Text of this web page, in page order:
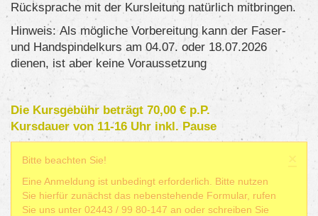
Rücksprache mit der Kursleitung natürlich mitbringen.
Hinweis: Als mögliche Vorbereitung kann der Faser-
und Handspindelkurs am 04.07. oder 18.07.2026
dienen, ist aber keine Voraussetzung
Die Kursgebühr beträgt 70,00 € p.P.
Kursdauer von 11-16 Uhr inkl. Pause
×
Bitte beachten Sie!
Eine Anmeldung ist unbedingt erforderlich. Bitte nutzen
Sie hierfür zunächst das nebenstehende Formular, rufen
Sie uns unter 02443 / 99 80-147 an oder schreiben Sie